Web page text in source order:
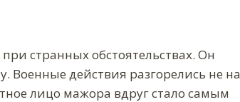
странных обстоятельствах. Он
Военные действия разгорелись не на
лицо мажора вдруг стало самым